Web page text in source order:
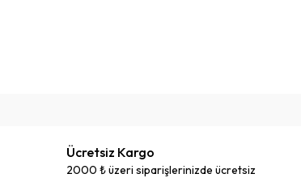
Ücretsiz Kargo
2000 ₺ üzeri siparişlerinizde ücretsiz